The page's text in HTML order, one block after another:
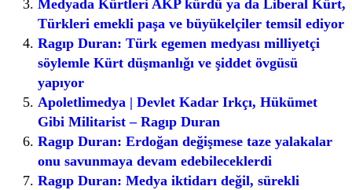
Medyada Kürtleri AKP kürdü ya da Liberal Kürt,
Türkleri emekli paşa ve büyükelçiler temsil ediyor
Ragıp Duran: Türk egemen medyası milliyetçi
söylemle Kürt düşmanlığı ve şiddet övgüsü
yapıyor
Apoletlimedya | Devlet Kadar Irkçı, Hükümet
Gibi Militarist – Ragıp Duran
Ragıp Duran: Erdoğan değişmese taze yalakalar
onu savunmaya devam edebileceklerdi
Ragıp Duran: Medya iktidarı değil, sürekli